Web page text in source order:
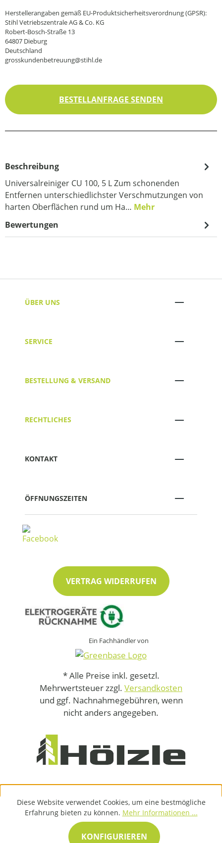
Herstellerangaben gemäß EU-Produktsicherheitsverordnung (GPSR):
Stihl Vetriebszentrale AG & Co. KG
Robert-Bosch-Straße 13
64807 Dieburg
Deutschland
grosskundenbetreuung@stihl.de
BESTELLANFRAGE SENDEN
Beschreibung
Universalreiniger CU 100, 5 L Zum schonenden
Entfernen unterschiedlichster Verschmutzungen von
harten Oberflächen rund um Ha… Mehr
Bewertungen
ÜBER UNS
SERVICE
BESTELLUNG & VERSAND
RECHTLICHES
KONTAKT
ÖFFNUNGSZEITEN
VERTRAG WIDERRUFEN
Ein Fachhändler von
* Alle Preise inkl. gesetzl.
Mehrwertsteuer zzgl. Versandkosten
und ggf. Nachnahmegebühren, wenn
nicht anders angegeben.
Diese Website verwendet Cookies, um eine bestmögliche
Erfahrung bieten zu können. Mehr Informationen ...
KONFIGURIEREN